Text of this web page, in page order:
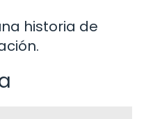
historia de